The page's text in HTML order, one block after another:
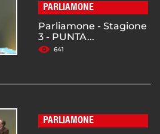
PARLIAMONE
Parliamone - Stagione
3 - PUNTA...
641
PARLIAMONE